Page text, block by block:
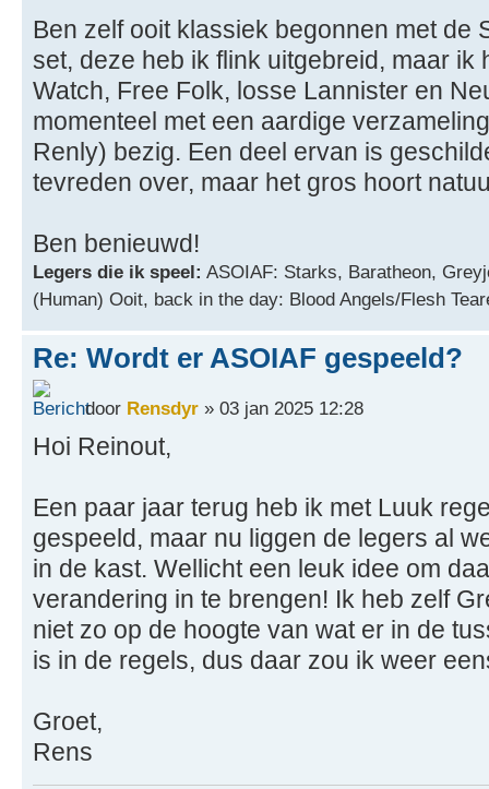
Ben zelf ooit klassiek begonnen met de
set, deze heb ik flink uitgebreid, maar ik
Watch, Free Folk, losse Lannister en
momenteel met een aardige
Renly) bezig. Een deel ervan is
tevreden over, maar het gros hoort
Ben benieuwd!
Legers die ik speel: ASOIAF: Starks, Baratheon,
(Human) Ooit, back in the day: Blood Angels/Flesh
Re: Wordt er ASOIAF gespeeld?
door Rensdyr » 03 jan 2025 12:28
Hoi Reinout,
Een paar jaar terug heb ik met Luuk
gespeeld, maar nu liggen de legers al
in de kast. Wellicht een leuk idee om
verandering in te brengen! Ik heb zelf
niet zo op de hoogte van wat er in de
is in de regels, dus daar zou ik weer
Groet,
Rens